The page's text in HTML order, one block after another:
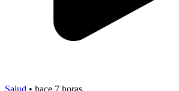
Salud • hace 7 horas